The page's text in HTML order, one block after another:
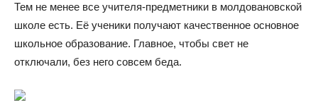
Тем не менее все учителя-предметники в молдовановской
школе есть. Её ученики получают качественное основное
школьное образование. Главное, чтобы свет не
отключали, без него совсем беда.